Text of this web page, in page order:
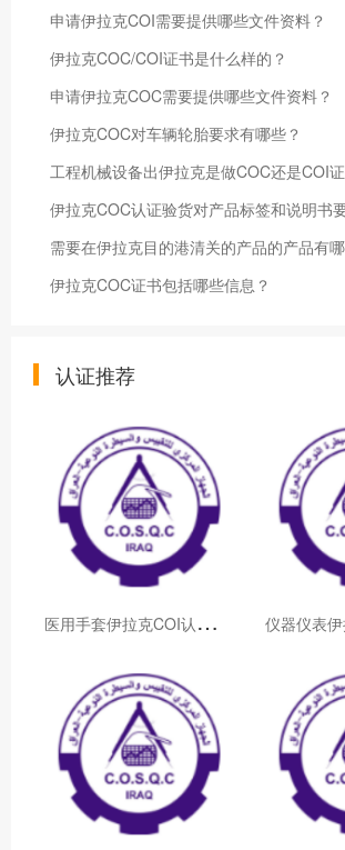
申请伊拉克COI需要提供哪些文件资料？
伊拉克COC/COI证书是什么样的？
申请伊拉克COC需要提供哪些文件资料？
伊拉克COC对车辆轮胎要求有哪些？
工程机械设备出伊拉克是做COC还是COI
伊拉克COC认证验货对产品标签和说明书
需要在伊拉克目的港清关的产品的产品有
伊拉克COC证书包括哪些信息？
认证推荐
医
用手套伊拉克COI认证服务